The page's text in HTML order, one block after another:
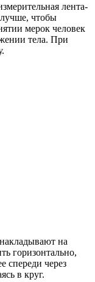
лента-
чтобы
мерок человек
тела. При
на
горизонтально,
спереди через
в круг.